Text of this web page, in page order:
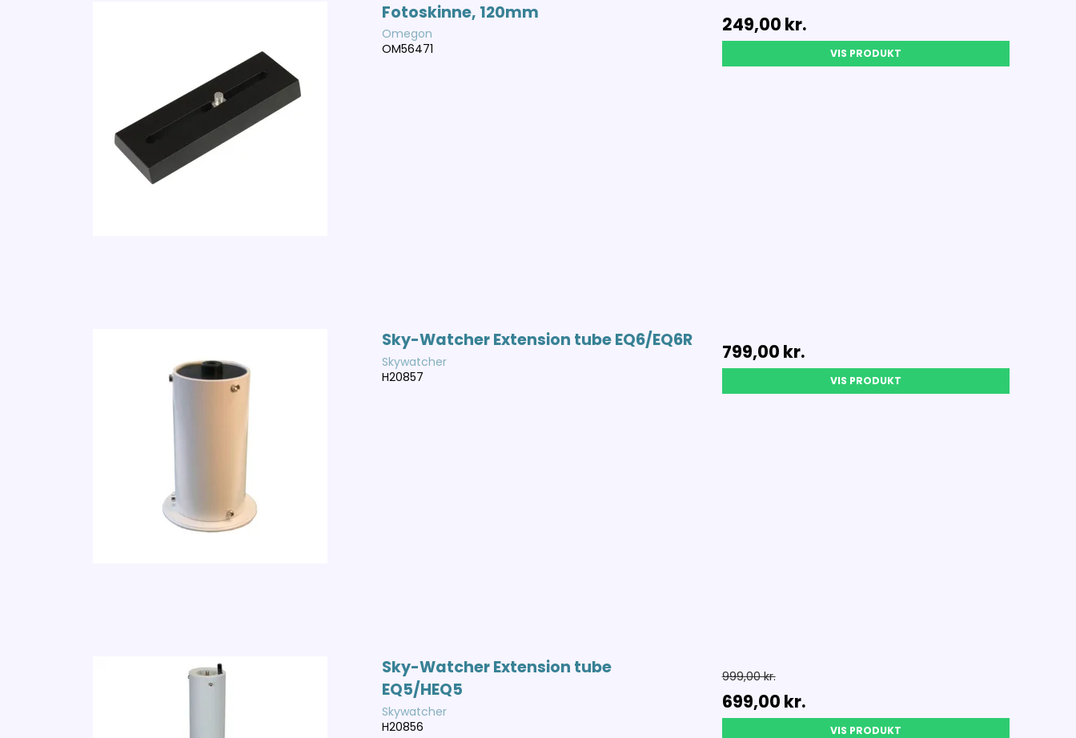
Fotoskinne, 120mm
Omegon
OM56471
249,00 kr.
VIS PRODUKT
Sky-Watcher Extension tube EQ6/EQ6R
Skywatcher
H20857
799,00 kr.
VIS PRODUKT
Sky-Watcher Extension tube
EQ5/HEQ5
Skywatcher
H20856
999,00 kr.
699,00 kr.
VIS PRODUKT